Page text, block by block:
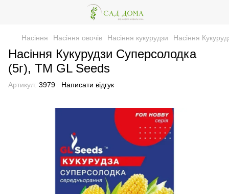
Насіння Насіння овочів Насіння кукурудзи Насіння
Насіння Кукурудзи Суперсолодка
(5г), TM GL Seeds
Артикул: 3979 Написати відгук